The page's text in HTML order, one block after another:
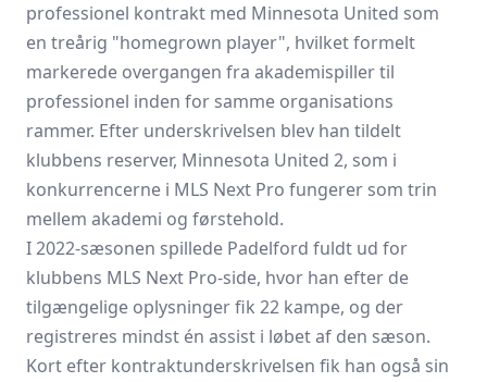
professionel kontrakt med Minnesota United som
en treårig "homegrown player", hvilket formelt
markerede overgangen fra akademispiller til
professionel inden for samme organisations
rammer. Efter underskrivelsen blev han tildelt
klubbens reserver, Minnesota United 2, som i
konkurrencerne i MLS Next Pro fungerer som trin
mellem akademi og førstehold.
I 2022-sæsonen spillede Padelford fuldt ud for
klubbens MLS Next Pro-side, hvor han efter de
tilgængelige oplysninger fik 22 kampe, og der
registreres mindst én assist i løbet af den sæson.
Kort efter kontraktunderskrivelsen fik han også sin